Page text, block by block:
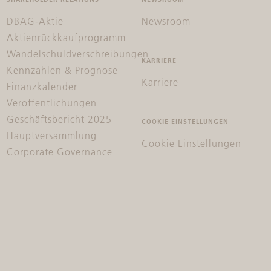
DBAG-Aktie
Aktienrückkaufprogramm
Wandelschuldverschreibungen
Kennzahlen & Prognose
Finanzkalender
Veröffentlichungen
Geschäftsbericht 2025
Hauptversammlung
Corporate Governance
Newsroom
KARRIERE
Karriere
COOKIE EINSTELLUNGEN
Cookie Einstellungen